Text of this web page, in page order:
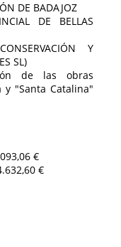
DE BADAJOZ
DE BELLAS
Y
SL)
de las obras
y "Santa Catalina"
€
€